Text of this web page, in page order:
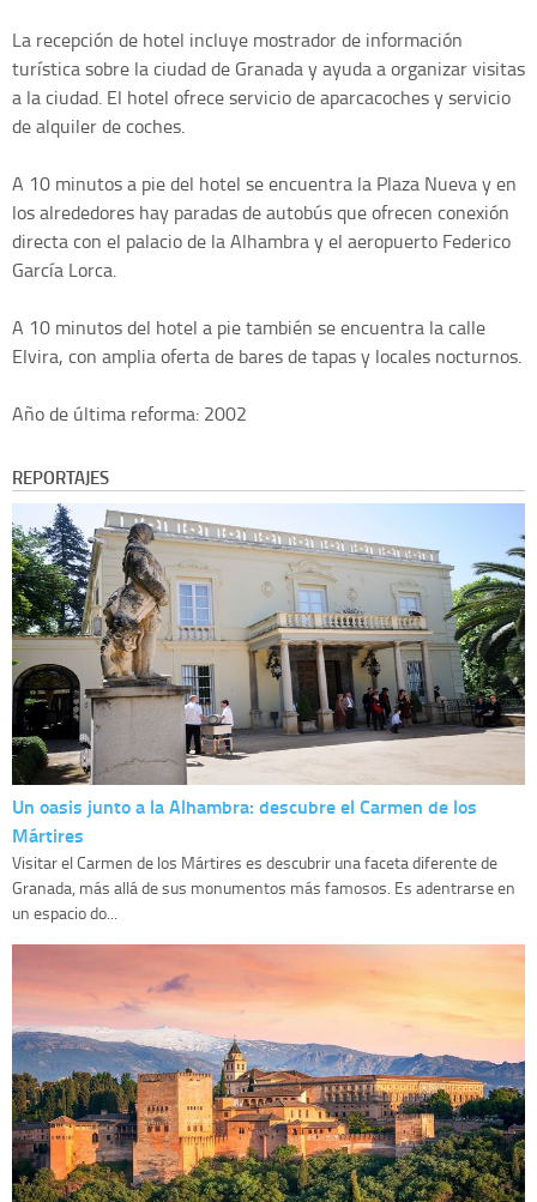
La recepción de hotel incluye mostrador de información
turística sobre la ciudad de Granada y ayuda a organizar visitas
a la ciudad. El hotel ofrece servicio de aparcacoches y servicio
de alquiler de coches.
A 10 minutos a pie del hotel se encuentra la Plaza Nueva y en
los alrededores hay paradas de autobús que ofrecen conexión
directa con el palacio de la Alhambra y el aeropuerto Federico
García Lorca.
A 10 minutos del hotel a pie también se encuentra la calle
Elvira, con amplia oferta de bares de tapas y locales nocturnos.
Año de última reforma: 2002
REPORTAJES
Un oasis junto a la Alhambra: descubre el Carmen de los
Mártires
Visitar el Carmen de los Mártires es descubrir una faceta diferente de
Granada, más allá de sus monumentos más famosos. Es adentrarse en
un espacio do...